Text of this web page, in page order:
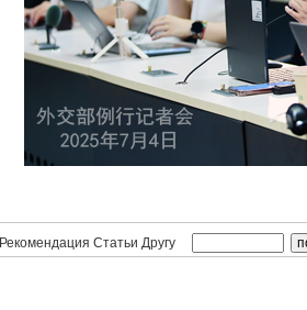
Рекомендация Статьи Другу